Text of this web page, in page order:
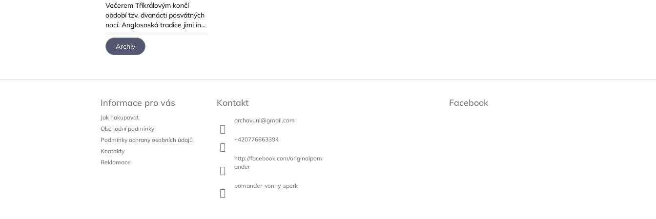
Večerem Tříkrálovým končí
období tzv. dvanácti posvátných
nocí. Anglosaská tradice jimi in...
Archiv
Informace pro vás
Jak nakupovat
Obchodní podmínky
Podmínky ochrany osobních údajů
Kontakty
Reklamace
Kontakt
archavuni@gmail.com
+420776663394
http://facebook.com/originalpom
ander
pomander_vonny_sperk
Facebook